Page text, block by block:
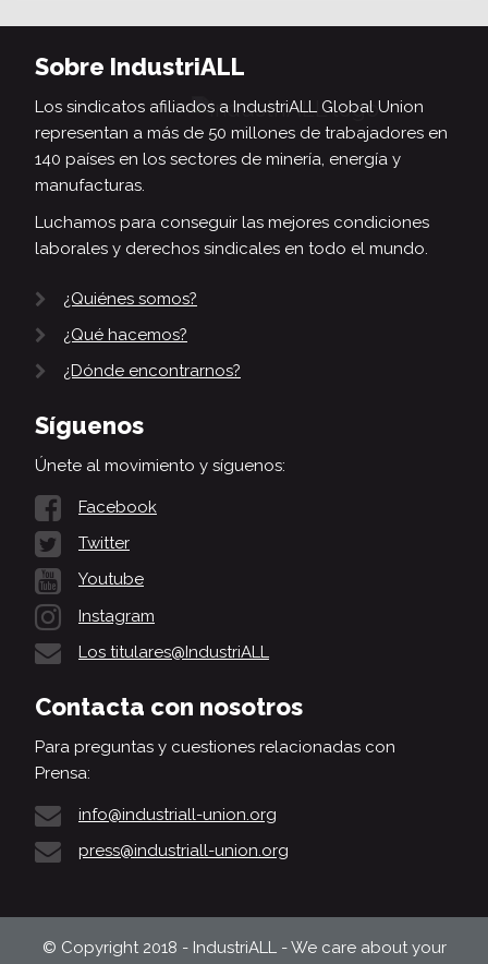
Sobre IndustriALL
Los sindicatos afiliados a IndustriALL Global Union
representan a más de 50 millones de trabajadores en
140 países en los sectores de minería, energía y
manufacturas.
Luchamos para conseguir las mejores condiciones
laborales y derechos sindicales en todo el mundo.
¿Quiénes somos?
¿Qué hacemos?
¿Dónde encontrarnos?
Síguenos
Únete al movimiento y síguenos:
Facebook
Twitter
Youtube
Instagram
Los titulares@IndustriALL
Contacta con nosotros
Para preguntas y cuestiones relacionadas con
Prensa:
info@industriall-union.org
press@industriall-union.org
© Copyright 2018 - IndustriALL - We care about your